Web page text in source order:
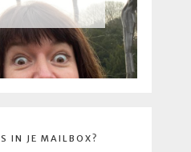
IN JE MAILBOX?